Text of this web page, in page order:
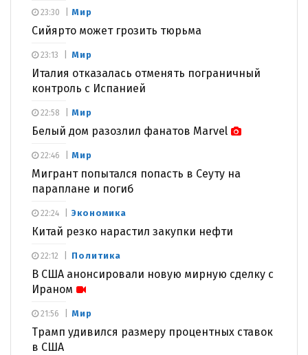
Мир
Сийярто может грозить тюрьма
23:30
Мир
Италия отказалась отменять пограничный
контроль с Испанией
23:13
Мир
Белый дом разозлил фанатов Marvel
22:58
Мир
Мигрант попытался попасть в Сеуту на
параплане и погиб
22:46
Экономика
Китай резко нарастил закупки нефти
22:24
Политика
В США анонсировали новую мирную сделку с
Ираном
22:12
Мир
Трамп удивился размеру процентных ставок
в США
21:56